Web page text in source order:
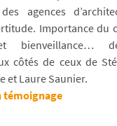
agences
Importance du
bienveillance…
côtés de ceux de
et Laure Saunier.
témoignage